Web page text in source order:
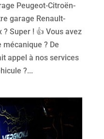
Peugeot-Citroën-
garage Renault-
? Super ! 👍 Vous avez
? De
appel à nos services
?...